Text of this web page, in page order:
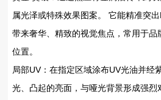
属光泽或特殊效果图案。 它能精准突
带来奢华、精致的视觉焦点，常用于
位置。
局部UV‌：在指定区域涂布UV光油并经
光、凸起的亮面，与哑光背景形成强烈